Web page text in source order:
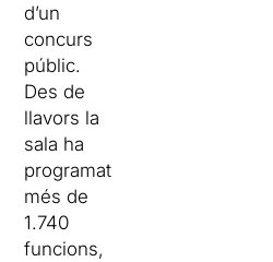
d’un
concurs
públic.
Des de
llavors la
sala ha
programat
més de
1.740
funcions,